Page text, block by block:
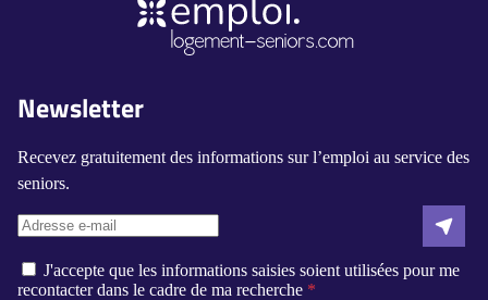
Newsletter
Recevez gratuitement des informations sur l’emploi au service des
seniors.
J'accepte que les informations saisies soient utilisées pour me
recontacter dans le cadre de ma recherche